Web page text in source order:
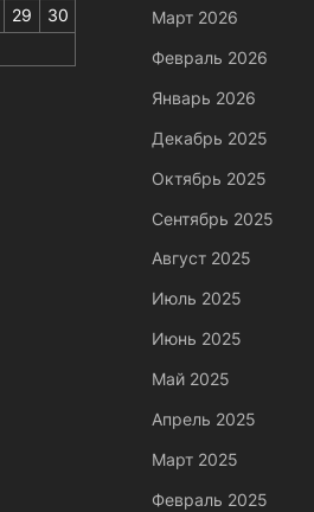
29
30
Март 2026
Февраль 2026
Январь 2026
Декабрь 2025
Октябрь 2025
Сентябрь 2025
Август 2025
Июль 2025
Июнь 2025
Май 2025
Апрель 2025
Март 2025
Февраль 2025